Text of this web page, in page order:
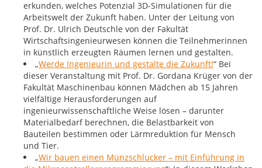
erkunden, welches Potenzial 3D-Simulationen für die
Arbeitswelt der Zukunft haben. Unter der Leitung von
Prof. Dr. Ulrich Deutschle von der Fakultät
Wirtschaftsingenieurwesen können die Teilnehmerinnen
in künstlich erzeugten Räumen lernen und gestalten.
„Werde Ingenieurin und gestalte die Zukunft!“ Bei
dieser Veranstaltung mit Prof. Dr. Gordana Krüger von der
Fakultät Maschinenbau können Mädchen ab 15 Jahren
vielfältige Herausforderungen auf
ingenieurwissenschaftliche Weise lösen – darunter
Materialbedarf berechnen, die Belastbarkeit von
Bauteilen bestimmen oder Lärmreduktion für Mensch
und Tier.
„Wir bauen einen Münzschlucker – mit Einführung in